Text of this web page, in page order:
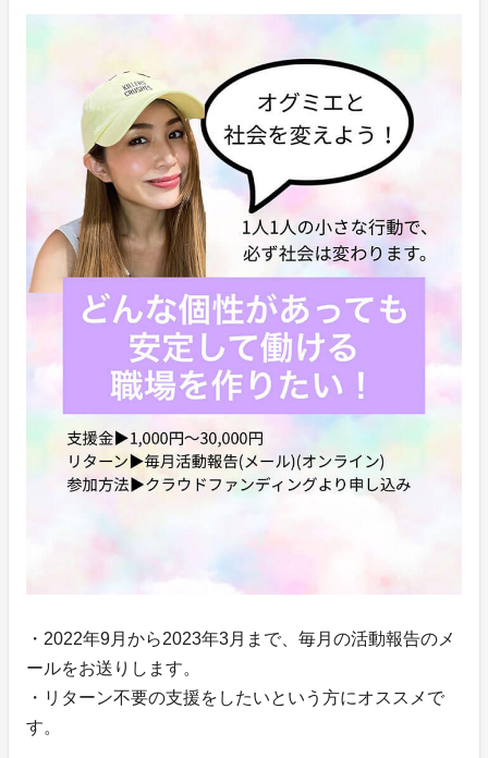
・2022年9月から2023年3月まで、毎月の活動報告のメ
ールをお送りします。
・リターン不要の支援をしたいという方にオススメで
す。